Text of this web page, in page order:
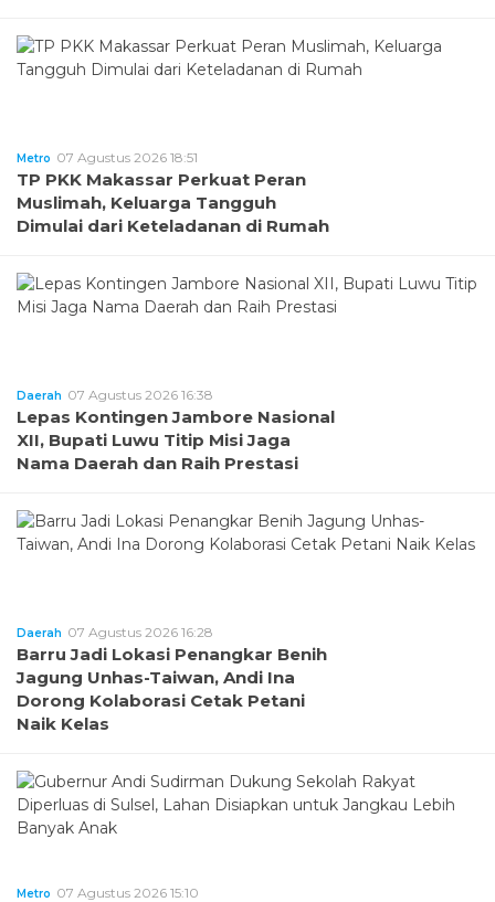
Metro 07 Agustus 2026 18:51
TP PKK Makassar Perkuat Peran
Muslimah, Keluarga Tangguh
Dimulai dari Keteladanan di Rumah
Daerah 07 Agustus 2026 16:38
Lepas Kontingen Jambore Nasional
XII, Bupati Luwu Titip Misi Jaga
Nama Daerah dan Raih Prestasi
Daerah 07 Agustus 2026 16:28
Barru Jadi Lokasi Penangkar Benih
Jagung Unhas-Taiwan, Andi Ina
Dorong Kolaborasi Cetak Petani
Naik Kelas
Metro 07 Agustus 2026 15:10